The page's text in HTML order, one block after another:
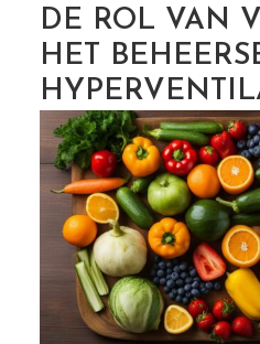
DE ROL VAN
HET